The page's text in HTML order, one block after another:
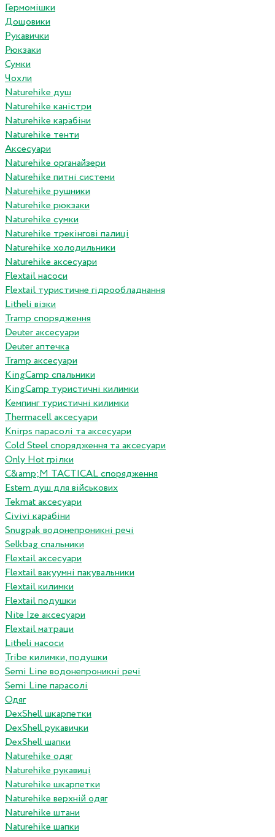
Гермомішки
Дощовики
Рукавички
Рюкзаки
Сумки
Чохли
Naturehike душ
Naturehike каністри
Naturehike карабіни
Naturehike тенти
Аксесуари
Naturehike органайзери
Naturehike питні системи
Naturehike рушники
Naturehike рюкзаки
Naturehike сумки
Naturehike трекінгові палиці
Naturehike холодильники
Naturehike аксесуари
Flextail насоси
Flextail туристичне гідрообладнання
Litheli візки
Tramp спорядження
Deuter аксесуари
Deuter аптечка
Tramp аксесуари
KingCamp спальники
KingCamp туристичні килимки
Кемпинг туристичні килимки
Thermacell аксесуари
Knirps парасолі та аксесуари
Cold Steel спорядження та аксесуари
Only Hot грілки
C&amp;M TACTICAL спорядження
Estem душ для військових
Tekmat аксесуари
Сivivi карабіни
Snugpak водонепроникні речі
Selkbag спальники
Flextail аксесуари
Flextail вакуумні пакувальники
Flextail килимки
Flextail подушки
Nite Ize аксесуари
Flextail матраци
Litheli насоси
Tribe килимки, подушки
Semi Line водонепроникні речі
Semi Line парасолі
Одяг
DexShell шкарпетки
DexShell рукавички
DexShell шапки
Naturehike одяг
Naturehike рукавиці
Naturehike шкарпетки
Naturehike верхній одяг
Naturehike штани
Naturehike шапки